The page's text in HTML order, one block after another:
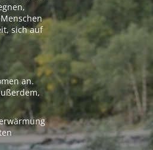
sich auf
an.